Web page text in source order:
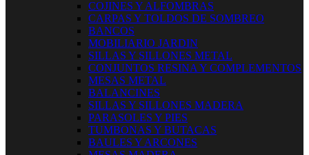
COJINES Y ALFOMBRAS
CARPAS Y TOLDOS DE SOMBREO
BANCOS
MOBILIARIO JARDIN
SILLAS Y SILLONES METAL
CONJUNTOS RESINA Y COMPLEMENTOS
MESAS METAL
BALANCINES
SILLAS Y SILLONES MADERA
PARASOLES Y PIES
TUMBONAS Y BUTACAS
BAULES Y ARCONES